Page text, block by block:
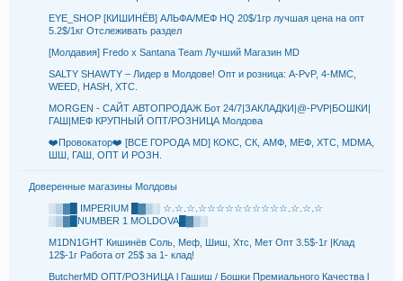
EYE_SHOP [КИШИНЁВ] АЛЬФА/МЕФ HQ 20$/1гр лучшая цена на опт
5.2$/1кг Отслеживать раздел
[Молдавия] Fredo x Santana Team Лучший Магазин MD
SALTY SHAWTY – Лидер в Молдове! Опт и розница: A-PvP, 4-MMC,
WEED, HASH, XTC.
MORGEN - САЙТ АВТОПРОДАЖ Бот 24/7|ЗАКЛАДКИ|@-PVP|БОШКИ|
ГАШ|МЕФ КРУПНЫЙ ОПТ/РОЗНИЦА Молдова
❤️Провокатор❤️ [ВСЕ ГОРОДА MD] КОКС, СК, АМФ, МЕФ, XTC, MDMA,
ШШ, ГАШ, ОПТ И РОЗН.
Доверенные магазины Молдовы
░▒▓█ IMPERIUM █▓▒░ ☆.☆.☆.☆☆☆☆☆☆☆☆☆☆.☆.☆.☆
░▒▓█NUMBER 1 MOLDOVA█▓▒░
M1DN1GHT Кишинёв Соль, Меф, Шиш, Хтс, Мет Опт 3.5$-1г |Клад
12$-1г Работа от 25$ за 1- клад!
ButcherMD ОПТ/РОЗНИЦА l Гашиш / Бошки Премиального Качества l